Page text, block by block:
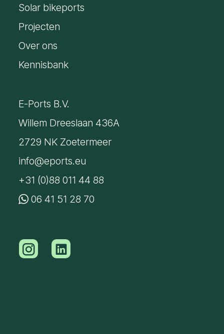
mailadres
Solar bikeports
Projecten
Over ons
Kennisbank
E-Ports B.V.
Willem Dreeslaan 436A
2729 NK Zoetermeer
info@eports.eu
+31 (0)88 011 44 88
06 41 51 28 70